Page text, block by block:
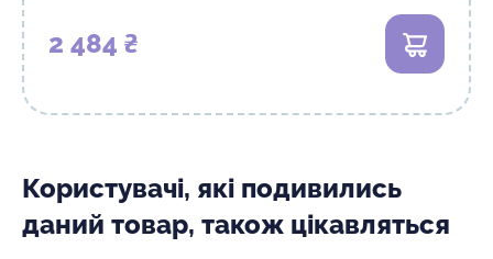
2 484 ₴ В кошик
Користувачі, які подивились
даний товар, також цікавляться